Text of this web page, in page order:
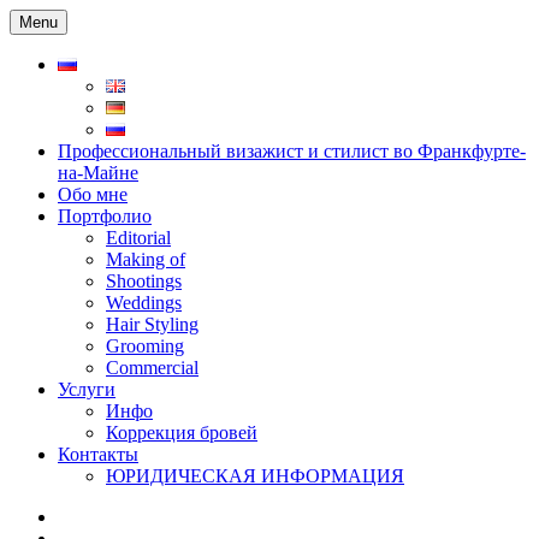
Skip
to
content
Menu
Профессиональный визажист и стилист во Франкфурте-
на-Майне
Обо мне
Портфолио
Editorial
Making of
Shootings
Weddings
Hair Styling
Grooming
Commercial
Услуги
Инфо
Коррекция бровей
Контакты
ЮРИДИЧЕСКАЯ ИНФОРМАЦИЯ